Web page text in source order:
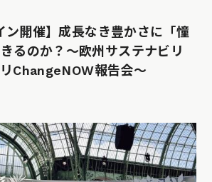
ン開催】成長なき豊かさに「憧
るのか？〜欧州サステナビリ
ChangeNOW報告会〜